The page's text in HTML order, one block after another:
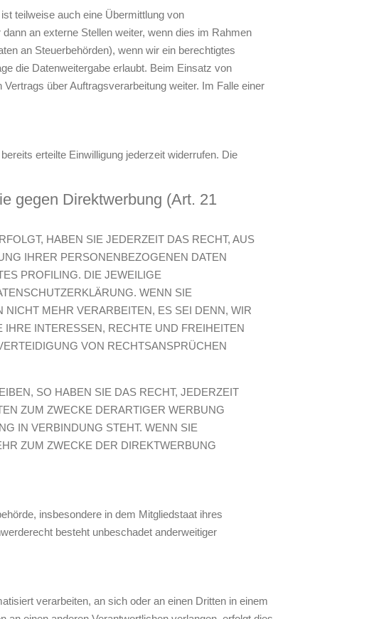
teilweise auch eine Übermittlung von
an externe Stellen weiter, wenn dies im Rahmen
an Steuerbehörden), wenn wir ein berechtigtes
die Datenweitergabe erlaubt. Beim Einsatz von
über Auftragsverarbeitung weiter. Im Falle einer
erteilte Einwilligung jederzeit widerrufen. Die
gegen Direktwerbung (Art. 21
HABEN SIE JEDERZEIT DAS RECHT, AUS
IHRER PERSONENBEZOGENEN DATEN
PROFILING. DIE JEWEILIGE
WENN SIE
MEHR VERARBEITEN, ES SEI DENN, WIR
INTERESSEN, RECHTE UND FREIHEITEN
VON RECHTSANSPRÜCHEN
SO HABEN SIE DAS RECHT, JEDERZEIT
ZUM ZWECKE DERARTIGER WERBUNG
IN VERBINDUNG STEHT. WENN SIE
ZUM ZWECKE DER DIREKTWERBUNG
insbesondere in dem Mitgliedstaat ihres
besteht unbeschadet anderweitiger
verarbeiten, an sich oder an einen Dritten in einem